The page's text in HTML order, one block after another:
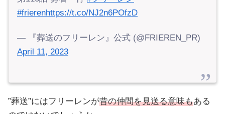
#frierenhttps://t.co/NJ2n6POfzD
— 『葬送のフリーレン』公式 (@FRIEREN_PR)
April 11, 2023
”葬送”にはフリーレンが昔の仲間を見送る意味もある